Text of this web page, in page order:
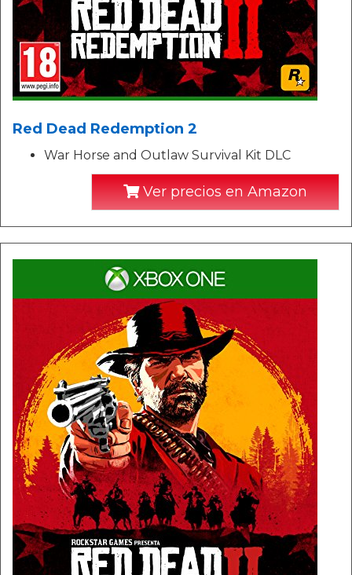
Red Dead Redemption 2
War Horse and Outlaw Survival Kit DLC
Ver precios en Amazon